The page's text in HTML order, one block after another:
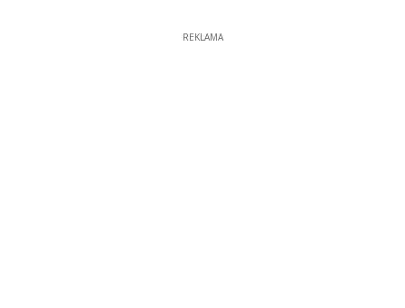
REKLAMA